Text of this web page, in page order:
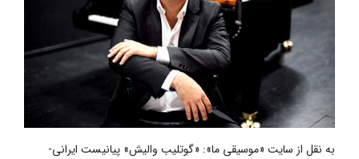
به نقل از سایت «موسیقی ما»: «گوتلیب والیش» پیانیست ایرانی-